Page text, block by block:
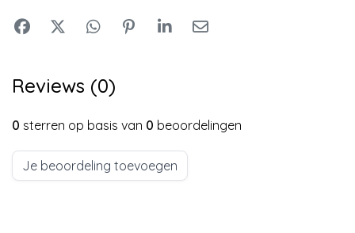
Reviews (0)
0 sterren op basis van 0 beoordelingen
Je beoordeling toevoegen